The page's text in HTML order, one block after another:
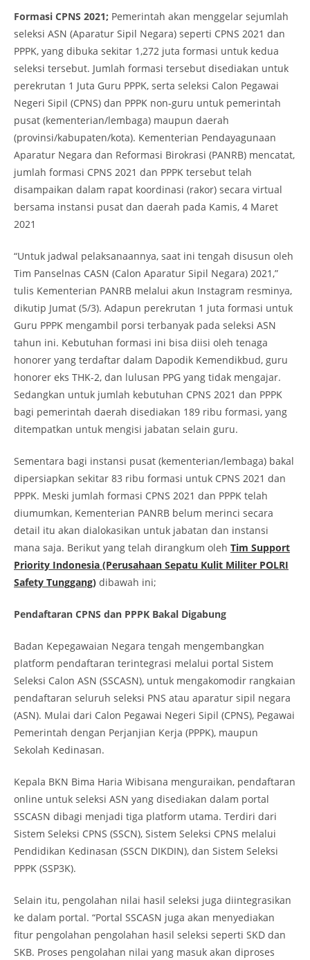
Formasi CPNS 2021; Pemerintah akan menggelar sejumlah
seleksi ASN (Aparatur Sipil Negara) seperti CPNS 2021 dan
PPPK, yang dibuka sekitar 1,272 juta formasi untuk kedua
seleksi tersebut. Jumlah formasi tersebut disediakan untuk
perekrutan 1 Juta Guru PPPK, serta seleksi Calon Pegawai
Negeri Sipil (CPNS) dan PPPK non-guru untuk pemerintah
pusat (kementerian/lembaga) maupun daerah
(provinsi/kabupaten/kota). Kementerian Pendayagunaan
Aparatur Negara dan Reformasi Birokrasi (PANRB) mencatat,
jumlah formasi CPNS 2021 dan PPPK tersebut telah
disampaikan dalam rapat koordinasi (rakor) secara virtual
bersama instansi pusat dan daerah pada Kamis, 4 Maret
2021
“Untuk jadwal pelaksanaannya, saat ini tengah disusun oleh
Tim Panselnas CASN (Calon Aparatur Sipil Negara) 2021,”
tulis Kementerian PANRB melalui akun Instagram resminya,
dikutip Jumat (5/3). Adapun perekrutan 1 juta formasi untuk
Guru PPPK mengambil porsi terbanyak pada seleksi ASN
tahun ini. Kebutuhan formasi ini bisa diisi oleh tenaga
honorer yang terdaftar dalam Dapodik Kemendikbud, guru
honorer eks THK-2, dan lulusan PPG yang tidak mengajar.
Sedangkan untuk jumlah kebutuhan CPNS 2021 dan PPPK
bagi pemerintah daerah disediakan 189 ribu formasi, yang
ditempatkan untuk mengisi jabatan selain guru.
Sementara bagi instansi pusat (kementerian/lembaga) bakal
dipersiapkan sekitar 83 ribu formasi untuk CPNS 2021 dan
PPPK. Meski jumlah formasi CPNS 2021 dan PPPK telah
diumumkan, Kementerian PANRB belum merinci secara
detail itu akan dialokasikan untuk jabatan dan instansi
mana saja. Berikut yang telah dirangkum oleh Tim Support
Priority Indonesia (Perusahaan Sepatu Kulit Militer POLRI
Safety Tunggang) dibawah ini;
Pendaftaran CPNS dan PPPK Bakal Digabung
Badan Kepegawaian Negara tengah mengembangkan
platform pendaftaran terintegrasi melalui portal Sistem
Seleksi Calon ASN (SSCASN), untuk mengakomodir rangkaian
pendaftaran seluruh seleksi PNS atau aparatur sipil negara
(ASN). Mulai dari Calon Pegawai Negeri Sipil (CPNS), Pegawai
Pemerintah dengan Perjanjian Kerja (PPPK), maupun
Sekolah Kedinasan.
Kepala BKN Bima Haria Wibisana menguraikan, pendaftaran
online untuk seleksi ASN yang disediakan dalam portal
SSCASN dibagi menjadi tiga platform utama. Terdiri dari
Sistem Seleksi CPNS (SSCN), Sistem Seleksi CPNS melalui
Pendidikan Kedinasan (SSCN DIKDIN), dan Sistem Seleksi
PPPK (SSP3K).
Selain itu, pengolahan nilai hasil seleksi juga diintegrasikan
ke dalam portal. “Portal SSCASN juga akan menyediakan
fitur pengolahan pengolahan hasil seleksi seperti SKD dan
SKB. Proses pengolahan nilai yang masuk akan diproses